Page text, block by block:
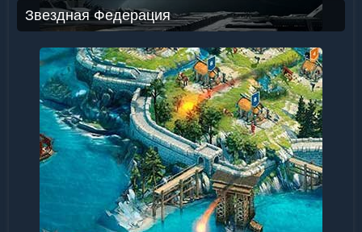
Звездная Федерация